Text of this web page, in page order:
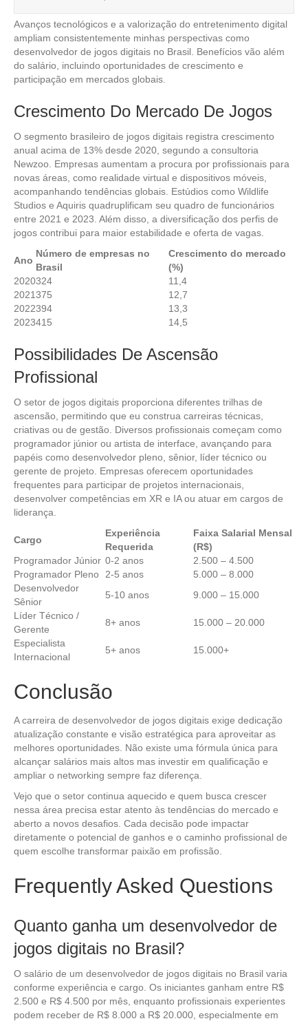
Avanços tecnológicos e a valorização do entretenimento digital
ampliam consistentemente minhas perspectivas como
desenvolvedor de jogos digitais no Brasil. Benefícios vão além
do salário, incluindo oportunidades de crescimento e
participação em mercados globais.
Crescimento Do Mercado De Jogos
O segmento brasileiro de jogos digitais registra crescimento
anual acima de 13% desde 2020, segundo a consultoria
Newzoo. Empresas aumentam a procura por profissionais para
novas áreas, como realidade virtual e dispositivos móveis,
acompanhando tendências globais. Estúdios como Wildlife
Studios e Aquiris quadruplificam seu quadro de funcionários
entre 2021 e 2023. Além disso, a diversificação dos perfis de
jogos contribui para maior estabilidade e oferta de vagas.
Ano
Número de empresas no
Brasil
Crescimento do mercado
(%)
2020324
11,4
2021375
12,7
2022394
13,3
2023415 14,5
Possibilidades De Ascensão
Profissional
O setor de jogos digitais proporciona diferentes trilhas de
ascensão, permitindo que eu construa carreiras técnicas,
criativas ou de gestão. Diversos profissionais começam como
programador júnior ou artista de interface, avançando para
papéis como desenvolvedor pleno, sênior, líder técnico ou
gerente de projeto. Empresas oferecem oportunidades
frequentes para participar de projetos internacionais,
desenvolver competências em XR e IA ou atuar em cargos de
liderança.
Cargo
Experiência
Requerida
Faixa Salarial Mensal
(R$)
Programador Júnior 0-2 anos
2.500 – 4.500
Programador Pleno
2-5 anos
5.000 – 8.000
Desenvolvedor
Sênior
5-10 anos
9.000 – 15.000
Líder Técnico /
Gerente
8+ anos
15.000 – 20.000
Especialista
Internacional
5+ anos 15.000+
Conclusão
A carreira de desenvolvedor de jogos digitais exige dedicação
atualização constante e visão estratégica para aproveitar as
melhores oportunidades. Não existe uma fórmula única para
alcançar salários mais altos mas investir em qualificação e
ampliar o networking sempre faz diferença.
Vejo que o setor continua aquecido e quem busca crescer
nessa área precisa estar atento às tendências do mercado e
aberto a novos desafios. Cada decisão pode impactar
diretamente o potencial de ganhos e o caminho profissional de
quem escolhe transformar paixão em profissão.
Frequently Asked Questions
Quanto ganha um desenvolvedor de
jogos digitais no Brasil?
O salário de um desenvolvedor de jogos digitais no Brasil varia
conforme experiência e cargo. Os iniciantes ganham entre R$
2.500 e R$ 4.500 por mês, enquanto profissionais experientes
podem receber de R$ 8.000 a R$ 20.000, especialmente em